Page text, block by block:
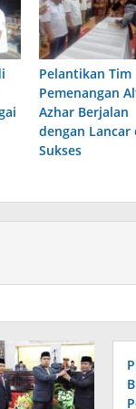
Pelantikan Tim
Pemenangan
Azhar Berjalan
dengan Lancar
Sukses